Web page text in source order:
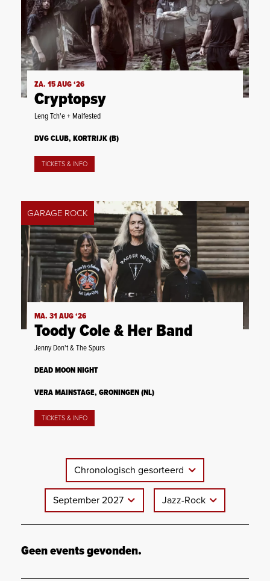
ZA. 15 AUG ‘26
Cryptopsy
Leng Tch'e + Malfested
DVG CLUB, KORTRIJK (B)
TICKETS & INFO
GARAGE ROCK
MA. 31 AUG ‘26
Toody Cole & Her Band
Jenny Don't & The Spurs
DEAD MOON NIGHT
VERA MAINSTAGE, GRONINGEN (NL)
TICKETS & INFO
Chronologisch gesorteerd
September 2027 Jazz-Rock
Geen events gevonden.